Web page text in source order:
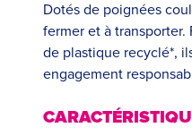
Dotés de poignées
fermer et à transporter.
de plastique recyclé*,
engagement